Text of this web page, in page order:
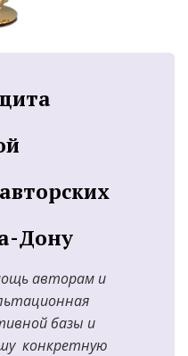
Дону
авторам и
базы и
конкретную